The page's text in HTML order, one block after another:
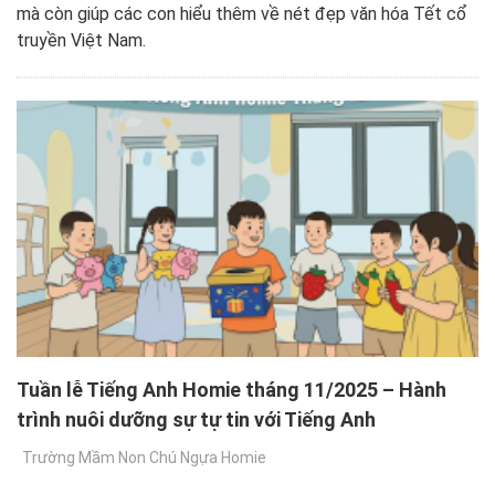
mà còn giúp các con hiểu thêm về nét đẹp văn hóa Tết cổ
truyền Việt Nam.
Tuần lễ Tiếng Anh Homie tháng 11/2025 – Hành
trình nuôi dưỡng sự tự tin với Tiếng Anh
Trường Mầm Non Chú Ngựa Homie